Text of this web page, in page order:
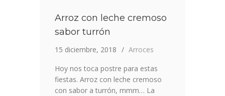
Arroz con leche cremoso
sabor turrón
15 diciembre, 2018
Arroces
Hoy nos toca postre para estas
fiestas. Arroz con leche cremoso
con sabor a turrón, mmm… La